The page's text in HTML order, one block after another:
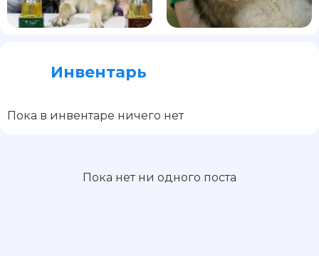
Инвентарь
Пока в инвентаре ничего нет
Пока нет ни одного поста